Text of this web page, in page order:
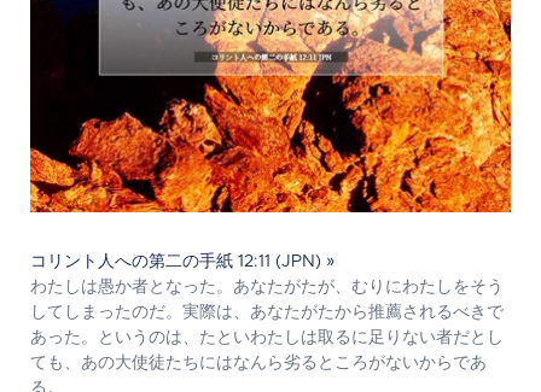
コリント人への第二の手紙 12:11 (JPN) »
わたしは愚か者となった。あなたがたが、むりにわたしをそう
してしまったのだ。実際は、あなたがたから推薦されるべきで
あった。というのは、たといわたしは取るに足りない者だとし
ても、あの大使徒たちにはなんら劣るところがないからであ
る。